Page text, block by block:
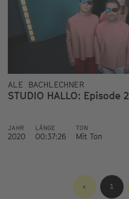
ALE BACHLECHNER
STUDIO HALLO: Episode 2
JAHR
2020
LÄNGE
00:37:26
TON
Mit Ton
< 1